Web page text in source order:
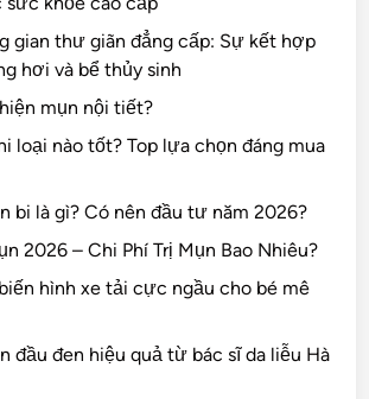
gian thư giãn đẳng cấp: Sự kết hợp
hơi và bể thủy sinh
mụn nội tiết?
loại nào tốt? Top lựa chọn đáng mua
bi là gì? Có nên đầu tư năm 2026?
2026 – Chi Phí Trị Mụn Bao Nhiêu?
hình xe tải cực ngầu cho bé mê
đầu đen hiệu quả từ bác sĩ da liễu Hà